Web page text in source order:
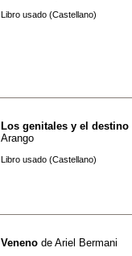
Libro usado (Castellano)
Los genitales y el destino
Arango
Libro usado (Castellano)
Veneno de Ariel Bermani